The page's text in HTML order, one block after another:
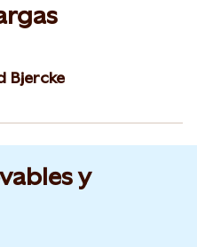
Bjercke
window
y